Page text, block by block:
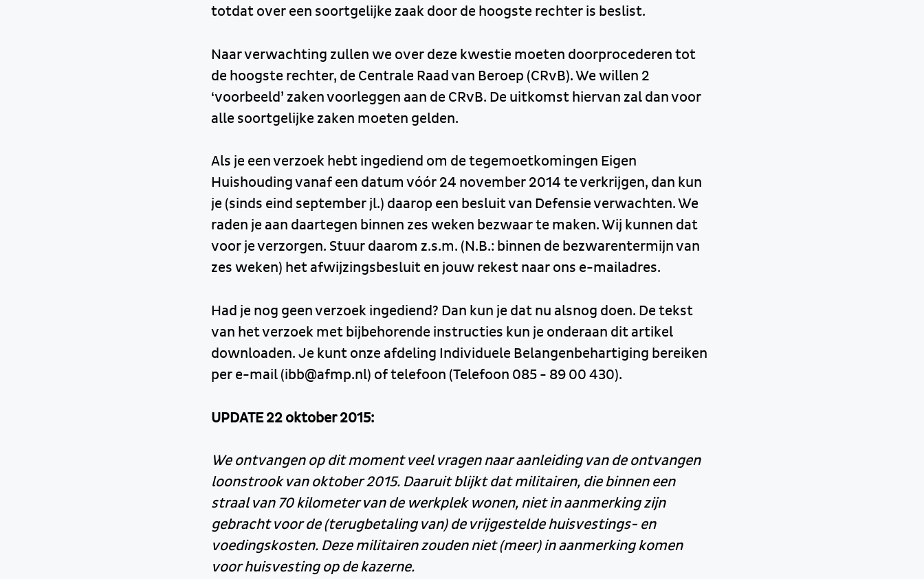
totdat over een soortgelijke zaak door de hoogste rechter is beslist.
Naar verwachting zullen we over deze kwestie moeten doorprocederen tot
de hoogste rechter, de Centrale Raad van Beroep (CRvB). We willen 2
‘voorbeeld’ zaken voorleggen aan de CRvB. De uitkomst hiervan zal dan voor
alle soortgelijke zaken moeten gelden.
Als je een verzoek hebt ingediend om de tegemoetkomingen Eigen
Huishouding vanaf een datum vóór 24 november 2014 te verkrijgen, dan kun
je (sinds eind september jl.) daarop een besluit van Defensie verwachten. We
raden je aan daartegen binnen zes weken bezwaar te maken. Wij kunnen dat
voor je verzorgen. Stuur daarom z.s.m. (N.B.: binnen de bezwarentermijn van
zes weken) het afwijzingsbesluit en jouw rekest naar ons e-mailadres.
Had je nog geen verzoek ingediend? Dan kun je dat nu alsnog doen. De tekst
van het verzoek met bijbehorende instructies kun je onderaan dit artikel
downloaden. Je kunt onze afdeling Individuele Belangenbehartiging bereiken
per e-mail (ibb@afmp.nl) of telefoon (Telefoon 085 - 89 00 430).
UPDATE 22 oktober 2015:
We ontvangen op dit moment veel vragen naar aanleiding van de ontvangen
loonstrook van oktober 2015. Daaruit blijkt dat militairen, die binnen een
straal van 70 kilometer van de werkplek wonen, niet in aanmerking zijn
gebracht voor de (terugbetaling van) de vrijgestelde huisvestings- en
voedingskosten. Deze militairen zouden niet (meer) in aanmerking komen
voor huisvesting op de kazerne.